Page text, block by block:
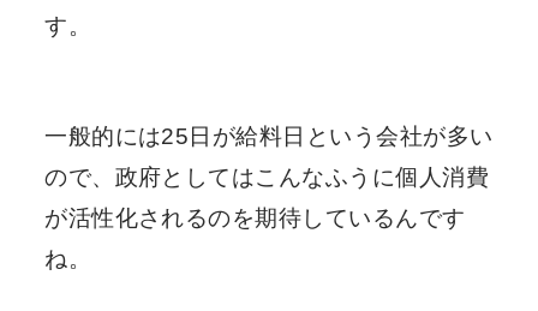
す。
一般的には25日が給料日という会社が多い
ので、政府としてはこんなふうに個人消費
が活性化されるのを期待しているんです
ね。